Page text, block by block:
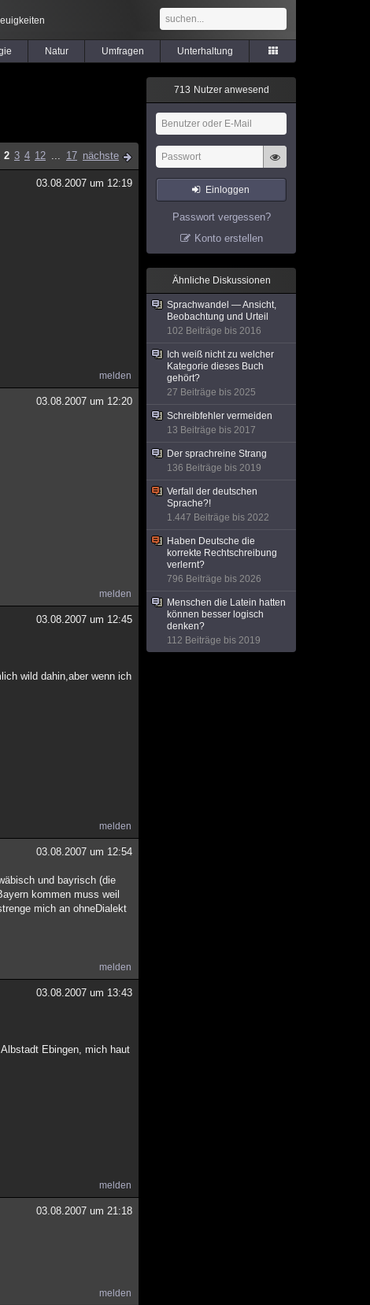
Natur Umfragen Unterhaltung
2 3 4 12 ... 17 nächste
03.08.2007 um 12:19
melden
03.08.2007 um 12:20
melden
03.08.2007 um 12:45
wild dahin,aber wenn ich
melden
03.08.2007 um 12:54
und bayrisch (die
kommen muss weil
mich an ohneDialekt
melden
03.08.2007 um 13:43
Ebingen, mich haut
melden
03.08.2007 um 21:18
melden
713 Nutzer anwesend
Einloggen
Passwort vergessen?
Konto erstellen
Ähnliche Diskussionen
Sprachwandel — Ansicht,
Beobachtung und Urteil
102 Beiträge bis 2016
Ich weiß nicht zu welcher
Kategorie dieses Buch
gehört?
27 Beiträge bis 2025
Schreibfehler vermeiden
13 Beiträge bis 2017
Der sprachreine Strang
136 Beiträge bis 2019
Verfall der deutschen
Sprache?!
1.447 Beiträge bis 2022
Haben Deutsche die
korrekte Rechtschreibung
verlernt?
796 Beiträge bis 2026
Menschen die Latein hatten
können besser logisch
denken?
112 Beiträge bis 2019